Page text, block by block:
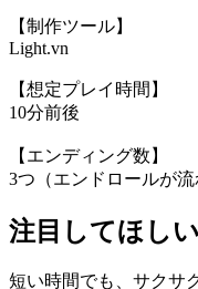
【制作ツール】
Light.vn
【想定プレイ時間】
10分前後
【エンディング数】
3つ（エンドロールが流
注目してほし
短い時間でも、サクサ